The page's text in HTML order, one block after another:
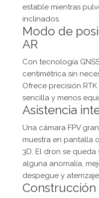
estable mientras
inclinados.
Modo de
AR
Con tecnología
centimétrica sin
Ofrece precisión
sencilla y menos
Asistencia
Una cámara FPV
muestra en pantalla
3D. El dron se
alguna anomalía,
despegue y